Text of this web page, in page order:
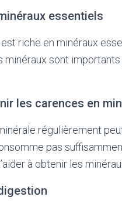
essentiels
est riche en minéraux
minéraux sont
les carences en
régulièrement
pas
à obtenir les